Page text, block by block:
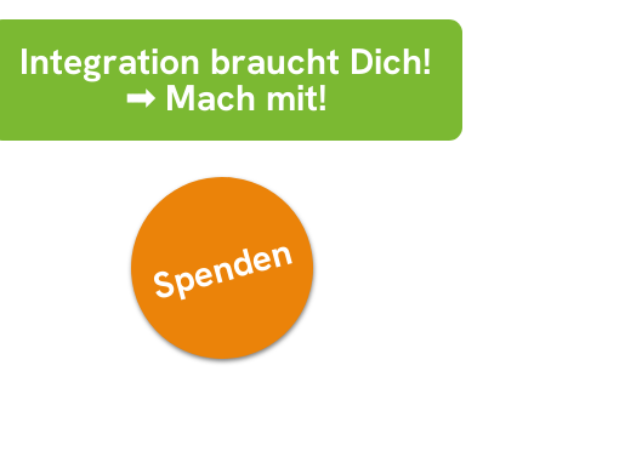
Integration braucht Dich!
➟ Mach mit!
Spenden